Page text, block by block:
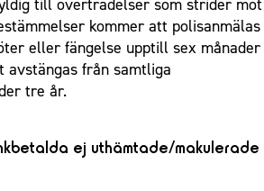
till överträdelser som strider mot
kommer att polisanmälas
eller fängelse upptill sex månader
från samtliga
tre år.
ej uthämtade/makulerade